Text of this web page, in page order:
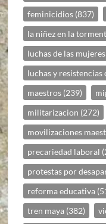
feminicidios (837)
la niñez en la
luchas de las mujeres
luchas y
maestros (239)
militarizacion (272)
movilizaciones
precariedad laboral
protestas por
reforma educativa
tren maya (382)